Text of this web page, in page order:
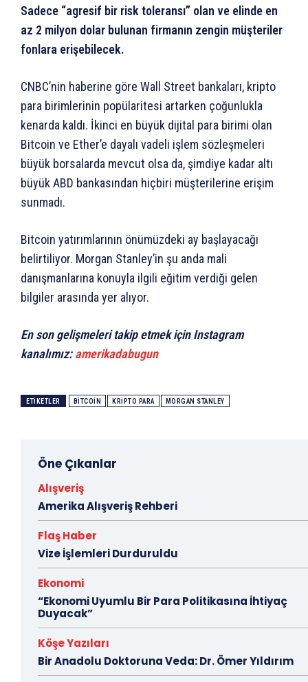
Sadece “agresif bir risk toleransı” olan ve elinde en
az 2 milyon dolar bulunan firmanın zengin müşteriler
fonlara erişebilecek.
CNBC’nin haberine göre Wall Street bankaları, kripto
para birimlerinin popülaritesi artarken çoğunlukla
kenarda kaldı. İkinci en büyük dijital para birimi olan
Bitcoin ve Ether’e dayalı vadeli işlem sözleşmeleri
büyük borsalarda mevcut olsa da, şimdiye kadar altı
büyük ABD bankasından hiçbiri müşterilerine erişim
sunmadı.
Bitcoin yatırımlarının önümüzdeki ay başlayacağı
belirtiliyor. Morgan Stanley’in şu anda mali
danışmanlarına konuyla ilgili eğitim verdiği gelen
bilgiler arasında yer alıyor.
En son gelişmeleri takip etmek için Instagram
kanalımız:amerikadabugun
ETIKETLER BITCOIN KRIPTO PARA MORGAN STANLEY
Öne Çıkanlar
Alışveriş
Amerika Alışveriş Rehberi
Flaş Haber
Vize İşlemleri Durduruldu
Ekonomi
“Ekonomi Uyumlu Bir Para Politikasına İhtiyaç
Duyacak”
Köşe Yazıları
Bir Anadolu Doktoruna Veda: Dr. Ömer Yıldırım